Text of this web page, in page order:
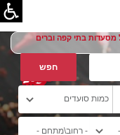
בתי קפה וברים